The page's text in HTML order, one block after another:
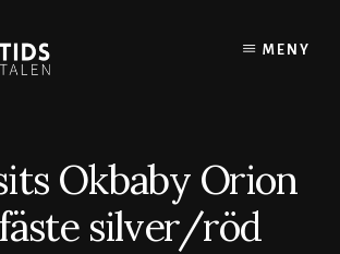
MENY
Okbaby Orion
silver/röd